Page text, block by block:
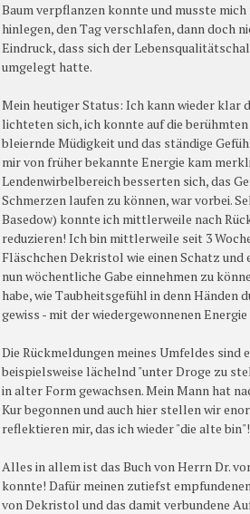
Baum verpflanzen konnte und musste
hinlegen, den Tag verschlafen, dann doch
Eindruck, dass sich der
umgelegt hatte.
Mein heutiger Status: Ich kann wieder klar
lichteten sich, ich konnte auf die
bleiernde Müdigkeit und das ständige
mir von früher bekannte Energie kam
Lendenwirbelbereich besserten sich, das
Schmerzen laufen zu können, war vorbei.
Basedow) konnte ich mittlerweile nach
reduzieren! Ich bin mittlerweile seit 3
Fläschchen Dekristol wie einen Schatz und
nun wöchentliche Gabe einnehmen zu
habe, wie Taubheitsgefühl in denn Händen
gewiss - mit der wiedergewonnenen
Die Rückmeldungen meines Umfeldes
beispielsweise lächelnd "unter Droge zu
in alter Form gewachsen. Mein Mann hat
Kur begonnen und auch hier stellen wir
reflektieren mir, das ich wieder "die alte bin"!
Alles in allem ist das Buch von Herrn Dr.
konnte! Dafür meinen zutiefst
von Dekristol und das damit verbundene